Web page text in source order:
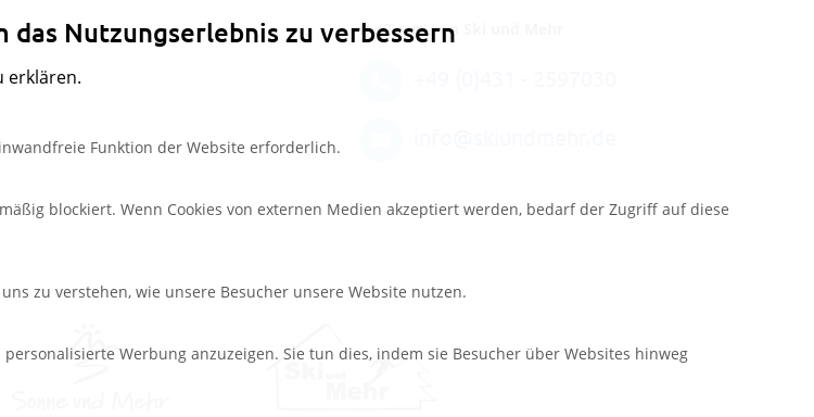
Ihr Team von Ski und Mehr
Nutzungserlebnis zu verbessern
erklären.
Funktion der Website erforderlich.
blockiert. Wenn Cookies von externen Medien akzeptiert werden, bedarf der Zugriff auf diese
zu verstehen, wie unsere Besucher unsere Website nutzen.
Werbung anzuzeigen. Sie tun dies, indem sie Besucher über Websites hinweg